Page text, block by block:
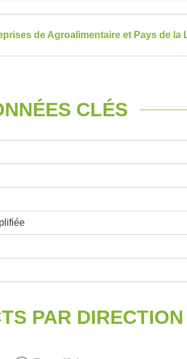
de Agroalimentaire et Pays de la
CLÉS
PAR DIRECTION